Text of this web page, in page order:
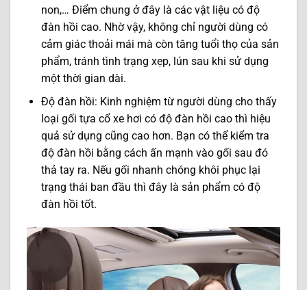
non,… Điểm chung ở đây là các vật liệu có độ
đàn hồi cao. Nhờ vậy, không chỉ người dùng có
cảm giác thoải mái mà còn tăng tuổi thọ của sản
phẩm, tránh tình trạng xẹp, lún sau khi sử dụng
một thời gian dài.
Độ đàn hồi: Kinh nghiệm từ người dùng cho thấy
loại gối tựa cổ xe hơi có độ đàn hồi cao thì hiệu
quả sử dụng cũng cao hơn. Bạn có thể kiểm tra
độ đàn hồi bằng cách ấn mạnh vào gối sau đó
thả tay ra. Nếu gối nhanh chóng khôi phục lại
trạng thái ban đầu thì đây là sản phẩm có độ
đàn hồi tốt.